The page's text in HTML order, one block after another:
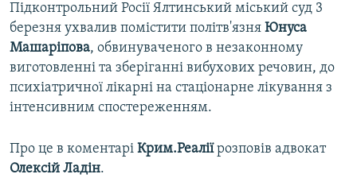
Усі сайти RFE/RL
Підконтрольний Росії Ялтинський міський суд 3
березня ухвалив помістити політв'язня Юнуса
Машаріпова, обвинуваченого в незаконному
виготовленні та зберіганні вибухових речовин, до
психіатричної лікарні на стаціонарне лікування з
інтенсивним спостереженням.
Про це в коментарі Крим.Реаліїрозповів адвокат
Олексій Ладін.